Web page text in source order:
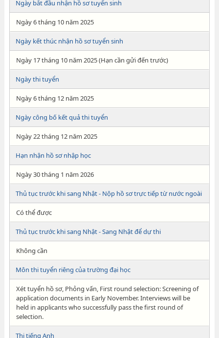
Ngày bắt đầu nhận hồ sơ tuyển sinh
Ngày 6 tháng 10 năm 2025
Ngày kết thúc nhận hồ sơ tuyển sinh
Ngày 17 tháng 10 năm 2025 (Hạn cần gửi đến trước)
Ngày thi tuyển
Ngày 6 tháng 12 năm 2025
Ngày công bố kết quả thi tuyển
Ngày 22 tháng 12 năm 2025
Hạn nhận hồ sơ nhập học
Ngày 30 tháng 1 năm 2026
Thủ tục trước khi sang Nhật - Nộp hồ sơ trực tiếp từ nước ngoài
Có thể được
Thủ tục trước khi sang Nhật - Sang Nhật để dự thi
Không cần
Môn thi tuyển riêng của trường đại học
Xét tuyển hồ sơ, Phỏng vấn, First round selection: Screening of
application documents in Early November. Interviews will be
held in applicants who successfully pass the first round of
selection.
Thi tiếng Anh